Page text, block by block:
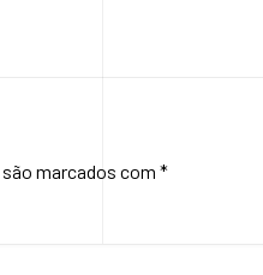
marcados com *